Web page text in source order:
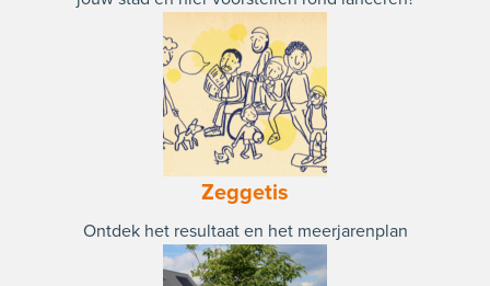
Zeggetis
Ontdek het resultaat en het meerjarenplan